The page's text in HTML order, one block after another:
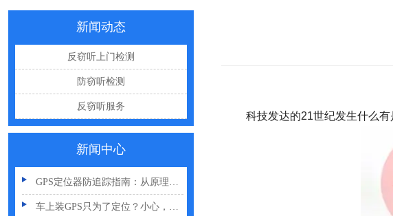
新闻动态
反窃听上门检测
防窃听检测
反窃听服务
新闻中心
出门在外，你还敢随手连WiFi吗
车上装GPS只为了定位？小心，它可能正在“偷听”你说话
科技发达的21世纪发生什么有